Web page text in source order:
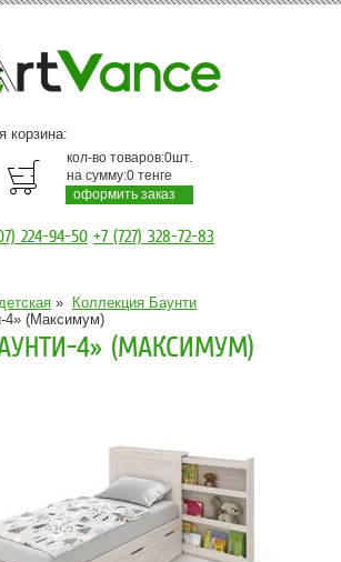
корзина:
кол-во товаров:0шт.
на сумму:0 тенге
оформить заказ
224-94-50 +7 (727) 328-72-83
»
Коллекция Баунти
4» (Максимум)
4» (МАКСИМУМ)